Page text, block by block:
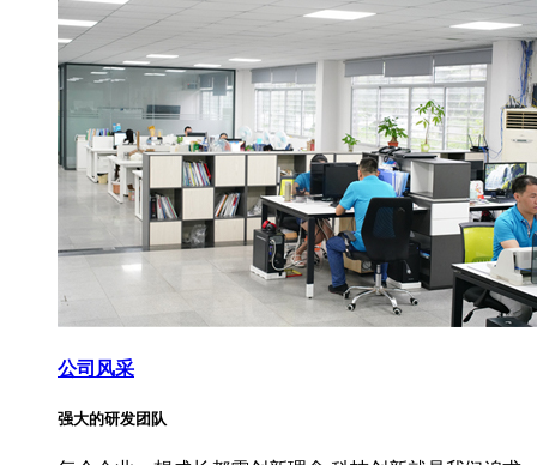
公司风采
强大的研发团队